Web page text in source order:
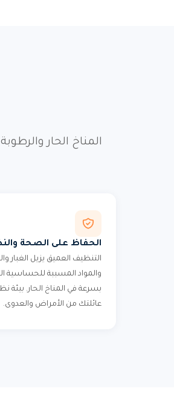
المناخ الحار
الحفاظ على الصحة
التنظيف العميق يزيل الغبار
والمواد المسببة للحساسية
بسرعة في المناخ الحار. بيئة
عائلتك من الأمراض والعدوى.